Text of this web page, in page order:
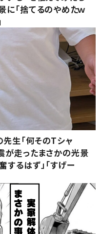
「捨てるのやめたｗ
生「何そのTシャ
が走ったまさかの光景
るはず」「すげー